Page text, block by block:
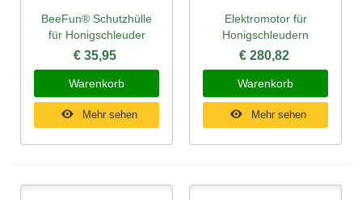
BeeFun® Schutzhülle
für Honigschleuder
€ 35,95
Warenkorb
Mehr sehen
Elektromotor für
Honigschleudern
€ 280,82
Warenkorb
Mehr sehen